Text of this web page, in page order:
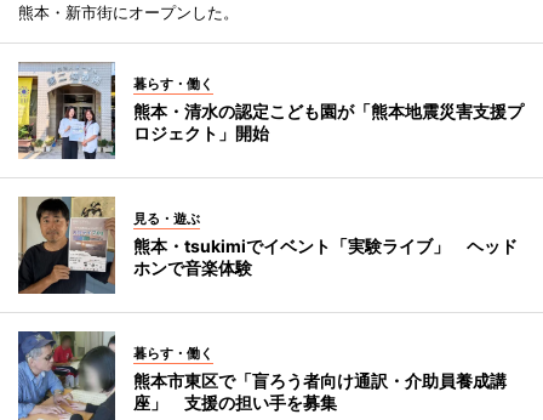
熊本・新市街にオープンした。
暮らす・働く
熊本・清水の認定こども園が「熊本地震災害支援プ
ロジェクト」開始
見る・遊ぶ
熊本・tsukimiでイベント「実験ライブ」 ヘッド
ホンで音楽体験
暮らす・働く
熊本市東区で「盲ろう者向け通訳・介助員養成講
座」 支援の担い手を募集